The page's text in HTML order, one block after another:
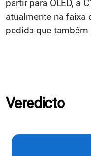
partir para OLED, a
atualmente na faixa
pedida que
Veredicto